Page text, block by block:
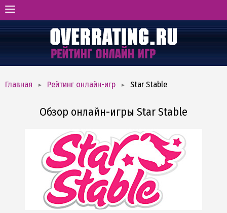
РЕЙТИНГ ОНЛАЙН-ИГР
ВИДЫ И ЖАНРЫ
БОНУСХАНТИНГ
Главная Рейтинг онлайн-игр Star Stable
Обзор онлайн-игры Star Stable